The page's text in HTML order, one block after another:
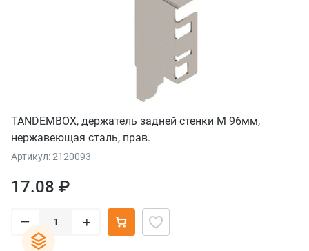
TANDEMBOX, держатель задней стенки М 96мм,
нержавеющая сталь, прав.
Артикул: 2120093
17.08 ₽
– +